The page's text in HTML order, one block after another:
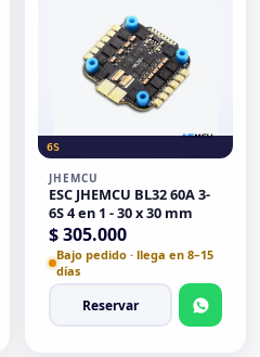
6S
JHEMCU
ESC JHEMCU BL32 60A 3-
6S 4 en 1 - 30 x 30 mm
$305.000
Bajo pedido · llega en 8–15
días
Reservar